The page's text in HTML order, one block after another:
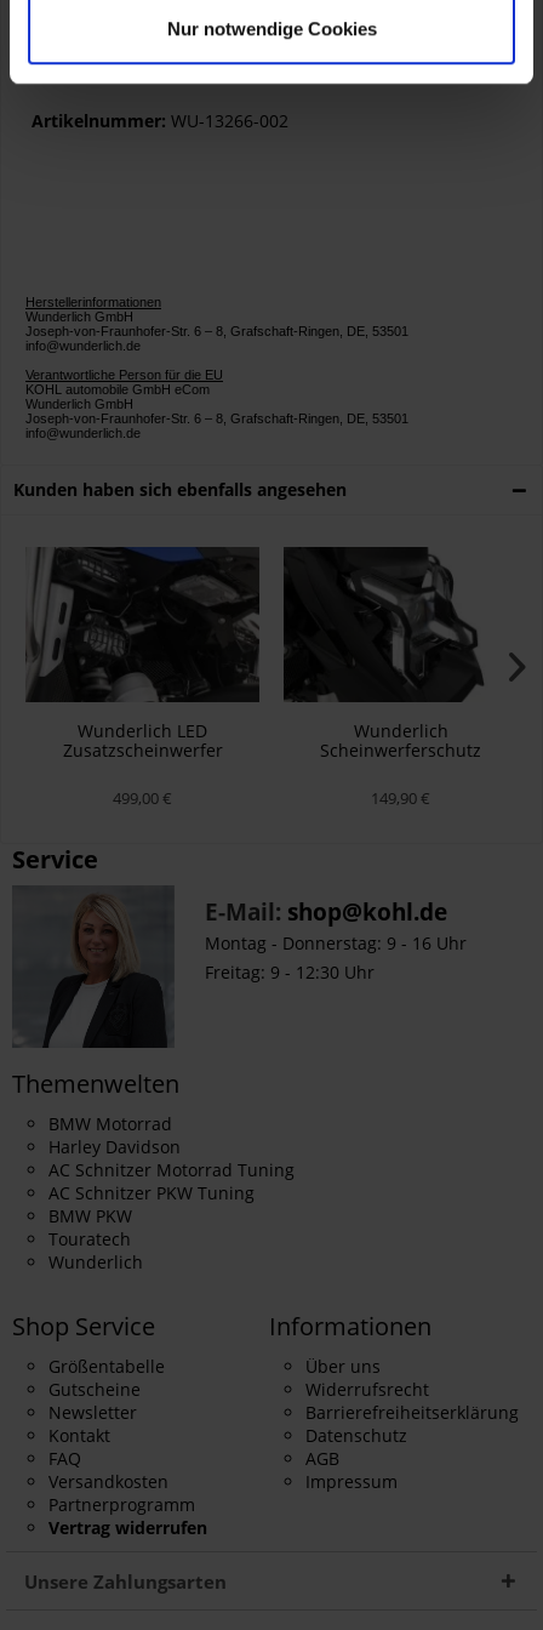
Nur notwendige Cookies
Der neue MudSling® vergrößert die Schutzfläche an den
Seiten um bis zu das Dreifache und nach unten um satte 7
Artikelnummer: WU-13266-002
Herstellerinformationen
Wunderlich GmbH
Joseph-von-Fraunhofer-Str. 6 – 8, Grafschaft-Ringen, DE, 53501
info@wunderlich.de
Verantwortliche Person für die EU
KOHL automobile GmbH eCom
Wunderlich GmbH
Joseph-von-Fraunhofer-Str. 6 – 8, Grafschaft-Ringen, DE, 53501
info@wunderlich.de
Kunden haben sich ebenfalls angesehen
Wunderlich LED
Zusatzscheinwerfer
GS Adventure - schwarz
499,00 €
Wunderlich
Scheinwerferschutz
GS Adventure
149,90 €
Service
E-Mail: shop@kohl.de
Montag - Donnerstag: 9 - 16 Uhr
Freitag: 9 - 12:30 Uhr
Themenwelten
BMW Motorrad
Harley Davidson
AC Schnitzer Motorrad Tuning
AC Schnitzer PKW Tuning
BMW PKW
Touratech
Wunderlich
Shop Service
Größentabelle
Gutscheine
Newsletter
Kontakt
FAQ
Versandkosten
Partnerprogramm
Vertrag widerrufen
Informationen
Über uns
Widerrufsrecht
Barrierefreiheitserklärung
Datenschutz
AGB
Impressum
Unsere Zahlungsarten